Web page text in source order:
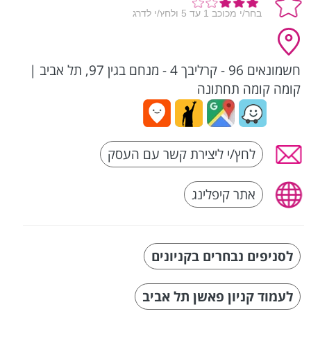
חשמונאים 96 - קרליבך 4 - מנחם בגין 97, תל אביב
|
קומה קומה תחתונה
לחץ/י ליצירת קשר עם העסק
אתר קיפלינג
לסניפים נבחרים בקניונים
לעמוד קניון פאשן תל אביב